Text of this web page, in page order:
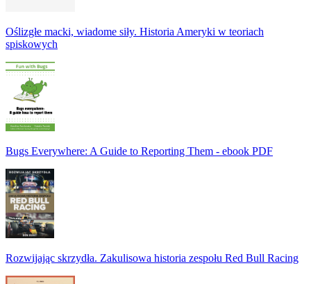
Oślizgłe macki, wiadome siły. Historia Ameryki w teoriach
spiskowych
Bugs Everywhere: A Guide to Reporting Them - ebook PDF
Rozwijając skrzydła. Zakulisowa historia zespołu Red Bull Racing